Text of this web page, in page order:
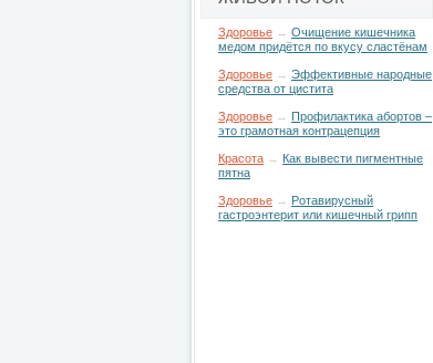
Здоровье → Очищение кишечника
медом придётся по вкусу сластёнам
Здоровье → Эффективные народные
средства от цистита
Здоровье → Профилактика абортов –
это грамотная контрацепция
Красота → Как вывести пигментные
пятна
Здоровье → Ротавирусный
гастроэнтерит или кишечный грипп